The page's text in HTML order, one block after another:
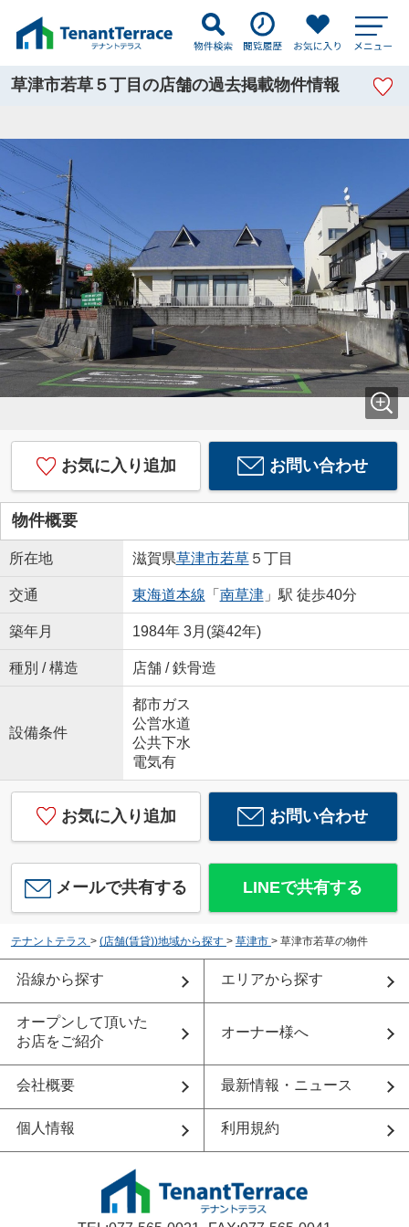
草津市若草５丁目の店舗の過去掲載物件情報
お気に入り追加 お問い合わせ
物件概要
所在地 滋賀県草津市若草５丁目
交通 東海道本線 「 南草津」駅 徒歩40分
築年月 1984年 3月(築42年)
種別 / 構造 店舗 / 鉄骨造
設備条件
都市ガス
公営水道
公共下水
電気有
お気に入り追加 お問い合わせ
メールで共有する LINEで共有する
テナントテラス > (店舗(賃貸))地域から探す > 草津市 > 草津市若草の物件
沿線から探す エリアから探す
オープンして頂いた
お店をご紹介
オーナー様へ
会社概要 最新情報・ニュース
個人情報 利用規約